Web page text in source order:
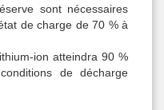
sont nécessaires
de charge de 70 % à
ion atteindra 90 %
de décharge